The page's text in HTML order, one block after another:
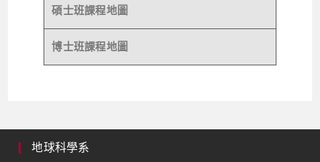
碩士班課程地圖
博士班課程地圖
地球科學系